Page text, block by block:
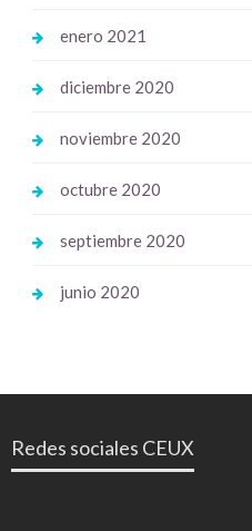
enero 2021
diciembre 2020
noviembre 2020
octubre 2020
septiembre 2020
junio 2020
Redes sociales CEUX